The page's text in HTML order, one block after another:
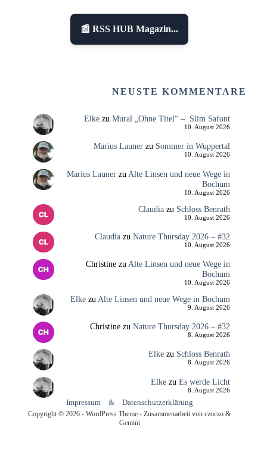
📰 RSS HUB Magazin...
NEUSTE KOMMENTARE
Elkezu Mural „Ohne Titel“ – Slim Safont
10. August 2026
Marius Launerzu Sommer in Wuppertal
10. August 2026
Marius Launerzu Alte Linsen und neue Wege in
Bochum
10. August 2026
Claudiazu Schloss Benrath
10. August 2026
Claudiazu Nature Thursday 2026 – #32
10. August 2026
Christinezu Alte Linsen und neue Wege in
Bochum
10. August 2026
Elkezu Alte Linsen und neue Wege in Bochum
9. August 2026
Christinezu Nature Thursday 2026 – #32
8. August 2026
Elkezu Schloss Benrath
8. August 2026
Elkezu Es werde Licht
8. August 2026
Impressum & Datenschutzerklärung
Copyright © 2026 - WordPress Theme - Zusammenarbeit von czoczo &
Gemini